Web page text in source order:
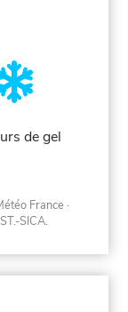
de gel
France ·
SICA.